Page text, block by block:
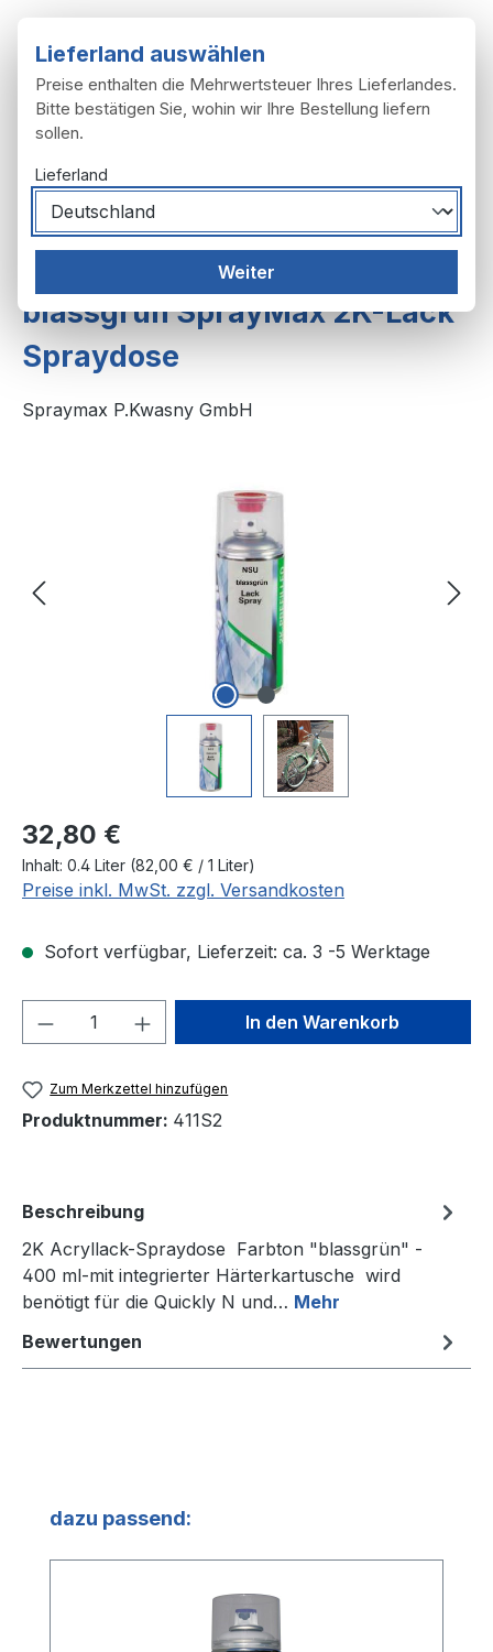
Farben, Lacke
blassgrün SprayMax 2K-Lack
Spraydose
Spraymax P.Kwasny GmbH
Regulärer Preis:
32,80 €
Inhalt: 0.4 Liter (82,00 € / 1 Liter)
Preise inkl. MwSt. zzgl. Versandkosten
Sofort verfügbar, Lieferzeit: ca. 3 -5 Werktage
Produkt Anzahl: Gib denIn den Warenkorb
Zum Merkzettel hinzufügen
Produktnummer: 411S2
Beschreibung
2K Acryllack-Spraydose Farbton "blassgrün" -
400 ml-mit integrierter Härterkartusche wird
benötigt für die Quickly N und… Mehr
Bewertungen
Produktgalerie überspringen
dazu passend:
Lieferland auswählen
Preise enthalten die Mehrwertsteuer Ihres Lieferlandes.
Bitte bestätigen Sie, wohin wir Ihre Bestellung liefern
sollen.
Lieferland
Weiter